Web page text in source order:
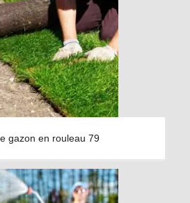
gazon en rouleau 79